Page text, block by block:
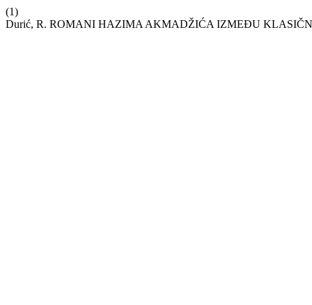
(1)
Durić, R. ROMANI HAZIMA AKMADŽIĆA IZMEĐU